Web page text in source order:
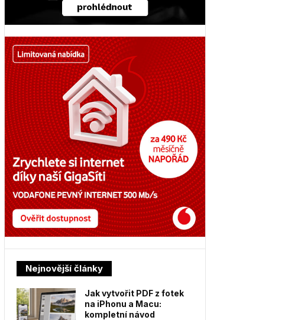
Nejnovější články
Jak vytvořit PDF z fotek
na iPhonu a Macu:
kompletní návod